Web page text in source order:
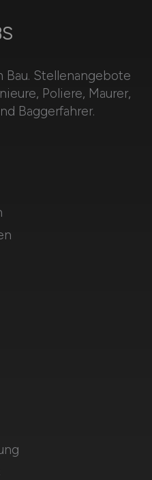
Bau. Stellenangebote
Poliere, Maurer,
Baggerfahrer.